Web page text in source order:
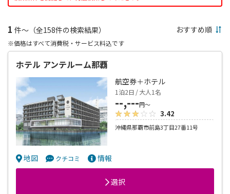
1 件～（全158件の検索結果）
※価格はすべて消費税・サービス料込です
ホテル アンテルーム那覇
航空券＋ホテル
1泊2日 / 大人1名
--,---円～
3.42
沖縄県那覇市前島3丁目27番11号
地図 クチコミ 情報
選択